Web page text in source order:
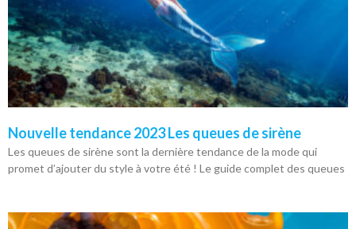
Nouvelle tendance 2023 Les queues de sirène
Les queues de sirène sont la dernière tendance de la mode qui
promet d’ajouter du style à votre été ! Le guide complet des queues